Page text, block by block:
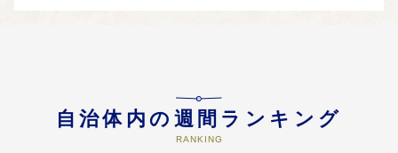
5.都市・環境
魅力ある拠点づくり、良好な市街
地の形成、豊かな環境の醸成と継
自治体内の週間ランキング
RANKING